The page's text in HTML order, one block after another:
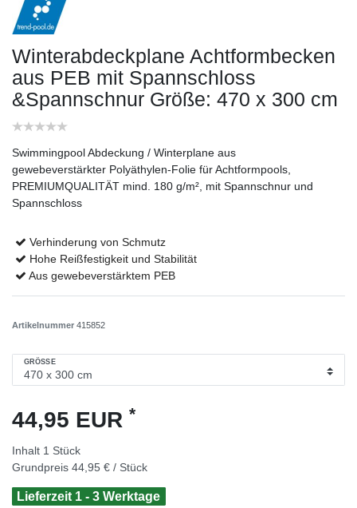
Winterabdeckplane Achtformbecken
aus PEB mit Spannschloss
&Spannschnur Größe: 470 x 300 cm
Swimmingpool Abdeckung / Winterplane aus
gewebeverstärkter Polyäthylen-Folie für Achtformpools,
PREMIUMQUALITÄT mind. 180 g/m², mit Spannschnur und
Spannschloss
Verhinderung von Schmutz
Hohe Reißfestigkeit und Stabilität
Aus gewebeverstärktem PEB
Artikelnummer 415852
GRÖSSE
44,95 EUR *
Inhalt 1 Stück
Grundpreis 44,95 € / Stück
Lieferzeit 1 - 3 Werktage